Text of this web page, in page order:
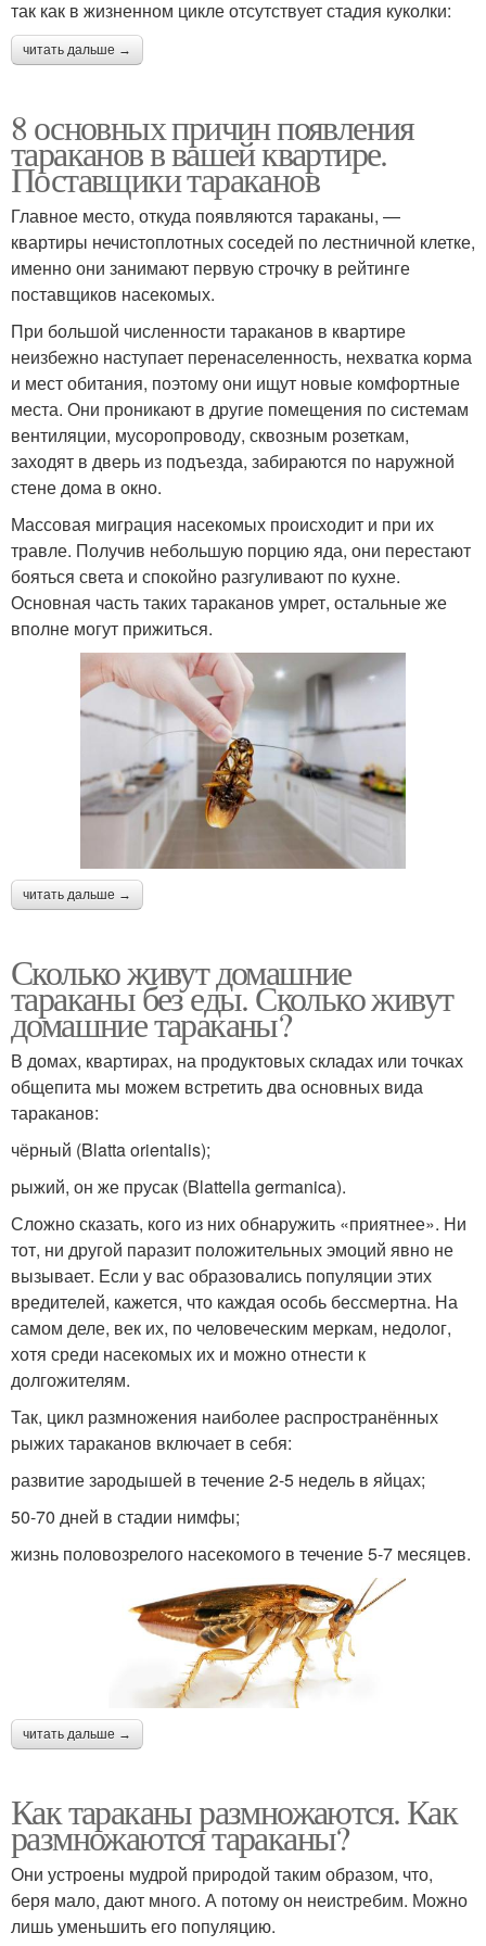
так как в жизненном цикле отсутствует стадия куколки:
читать дальше →
8 основных причин появления
тараканов в вашей квартире.
Поставщики тараканов
Главное место, откуда появляются тараканы, —
квартиры нечистоплотных соседей по лестничной клетке,
именно они занимают первую строчку в рейтинге
поставщиков насекомых.
При большой численности тараканов в квартире
неизбежно наступает перенаселенность, нехватка корма
и мест обитания, поэтому они ищут новые комфортные
места. Они проникают в другие помещения по системам
вентиляции, мусоропроводу, сквозным розеткам,
заходят в дверь из подъезда, забираются по наружной
стене дома в окно.
Массовая миграция насекомых происходит и при их
травле. Получив небольшую порцию яда, они перестают
бояться света и спокойно разгуливают по кухне.
Основная часть таких тараканов умрет, остальные же
вполне могут прижиться.
читать дальше →
Сколько живут домашние
тараканы без еды. Сколько живут
домашние тараканы?
В домах, квартирах, на продуктовых складах или точках
общепита мы можем встретить два основных вида
тараканов:
чёрный (Blatta orientalis);
рыжий, он же прусак (Blattella germanica).
Сложно сказать, кого из них обнаружить «приятнее». Ни
тот, ни другой паразит положительных эмоций явно не
вызывает. Если у вас образовались популяции этих
вредителей, кажется, что каждая особь бессмертна. На
самом деле, век их, по человеческим меркам, недолог,
хотя среди насекомых их и можно отнести к
долгожителям.
Так, цикл размножения наиболее распространённых
рыжих тараканов включает в себя:
развитие зародышей в течение 2-5 недель в яйцах;
50-70 дней в стадии нимфы;
жизнь половозрелого насекомого в течение 5-7 месяцев.
читать дальше →
Как тараканы размножаются. Как
размножаются тараканы?
Они устроены мудрой природой таким образом, что,
беря мало, дают много. А потому он неистребим. Можно
лишь уменьшить его популяцию.